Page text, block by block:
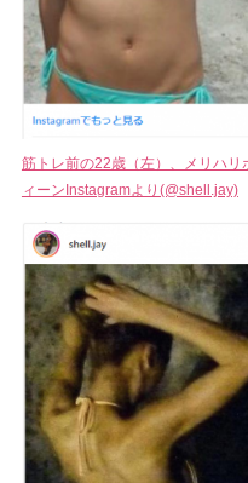
筋トレ前の22歳（左）、メリハ
ィーンInstagramより(@shell.jay)